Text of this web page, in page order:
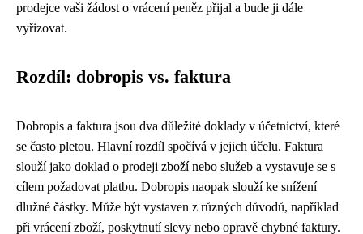
prodejce vaši žádost o vrácení peněz přijal a bude ji dále
vyřizovat.
Rozdíl: dobropis vs. faktura
Dobropis a faktura jsou dva důležité doklady v účetnictví, které
se často pletou. Hlavní rozdíl spočívá v jejich účelu. Faktura
slouží jako doklad o prodeji zboží nebo služeb a vystavuje se s
cílem požadovat platbu. Dobropis naopak slouží ke snížení
dlužné částky. Může být vystaven z různých důvodů, například
při vrácení zboží, poskytnutí slevy nebo opravě chybné faktury.